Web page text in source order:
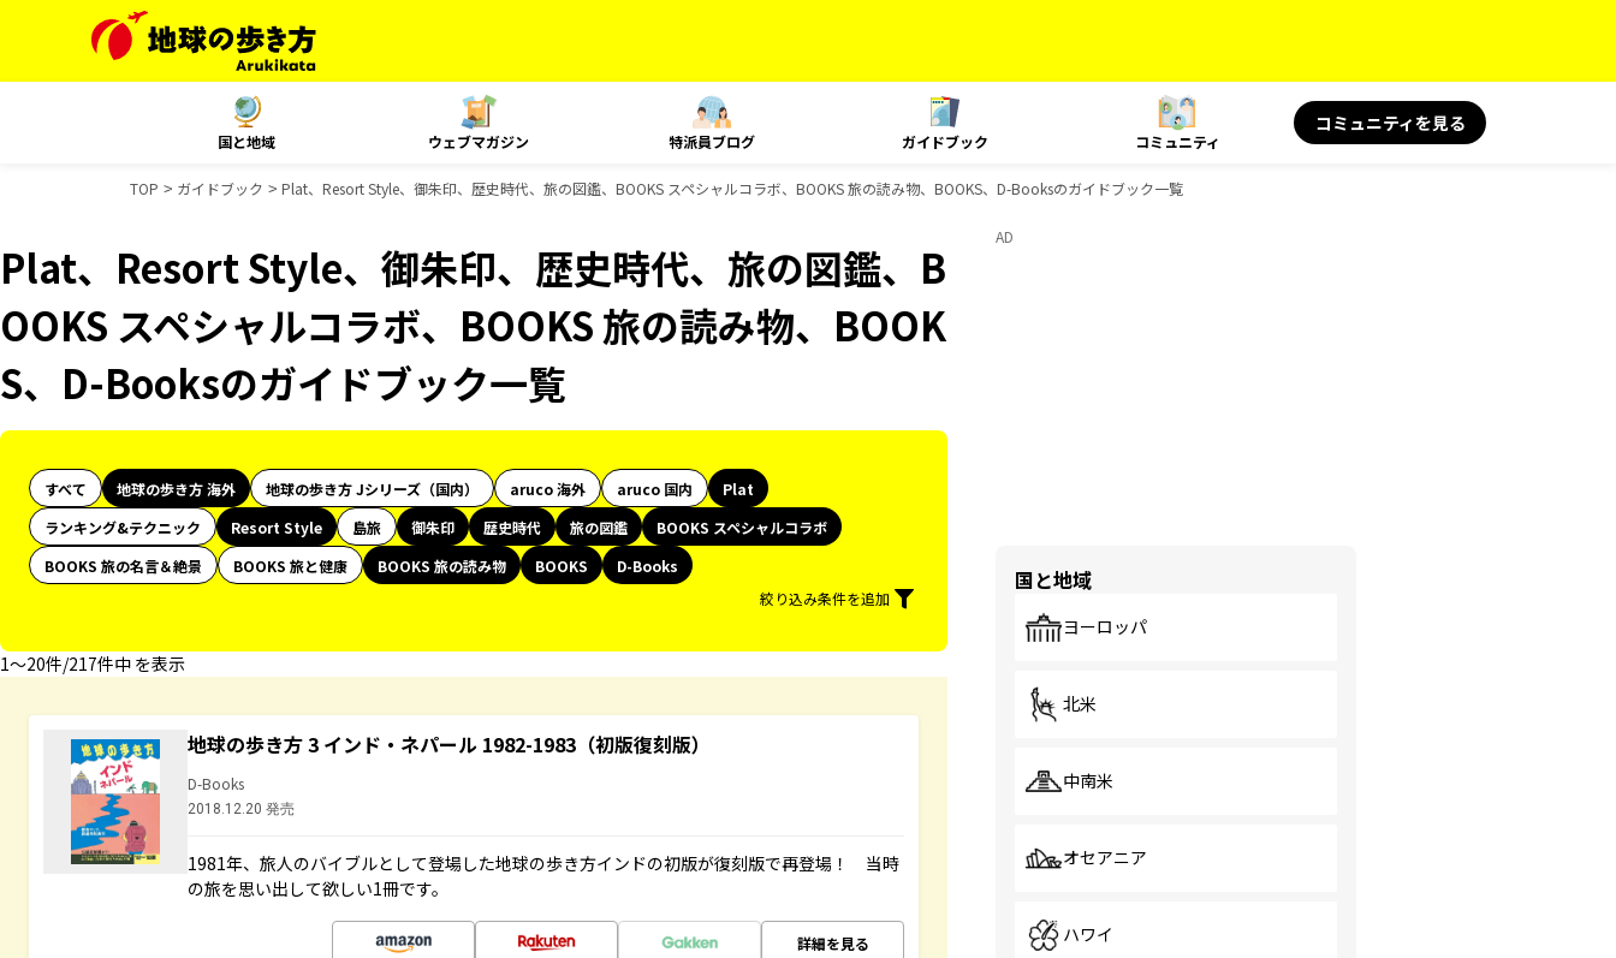
国と地域 ウェブマガジン 特派員ブログ ガイドブック コミュニティ
コミュニティを見る
TOP ガイドブック Plat、Resort Style、御朱印、歴史時代、旅の図鑑、BOOKS スペシャルコラボ、BOOKS 旅の読み物、BOOKS、D-Booksのガイドブック一覧
Plat、Resort Style、御朱印、歴史時代、旅の図鑑、B
OOKS スペシャルコラボ、BOOKS 旅の読み物、BOOK
S、D-Booksのガイドブック一覧
すべて 地球の歩き方 海外 地球の歩き方 Jシリーズ（国内） aruco 海外 aruco 国内
Plat
ランキング&テクニック
Resort Style 島旅 御朱印 歴史時代 旅の図鑑
BOOKS スペシャルコラボ
BOOKS 旅の名言＆絶景
BOOKS 旅と健康 BOOKS 旅の読み物 BOOKS
D-Books
絞り込み条件を追加
1〜20件/217件中 を表示
地球の歩き方 3 インド・ネパール 1982-1983（初版復刻版）
D-Books
2018.12.20 発売
1981年、旅人のバイブルとして登場した地球の歩き方インドの初版が復刻版で再登場！ 当時
の旅を思い出して欲しい1冊です。
詳細を見る
AD
国と地域
ヨーロッパ
北米
中南米
オセアニア
ハワイ